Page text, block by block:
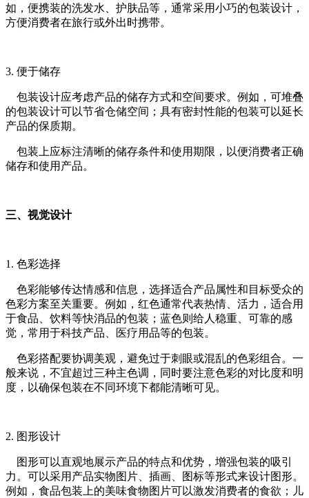
如，便携装的洗发水、护肤品等，通常采用小巧的包装设计，
方便消费者在旅行或外出时携带。
3. 便于储存
包装设计应考虑产品的储存方式和空间要求。例如，可堆叠
的包装设计可以节省仓储空间；具有密封性能的包装可以延长
产品的保质期。
包装上应标注清晰的储存条件和使用期限，以便消费者正确
储存和使用产品。
三、视觉设计
1. 色彩选择
色彩能够传达情感和信息，选择适合产品属性和目标受众的
色彩方案至关重要。例如，红色通常代表热情、活力，适合用
于食品、饮料等快消品的包装；蓝色则给人稳重、可靠的感
觉，常用于科技产品、医疗用品等的包装。
色彩搭配要协调美观，避免过于刺眼或混乱的色彩组合。一
般来说，不宜超过三种主色调，同时要注意色彩的对比度和明
度，以确保包装在不同环境下都能清晰可见。
2. 图形设计
图形可以直观地展示产品的特点和优势，增强包装的吸引
力。可以采用产品实物图片、插画、图标等形式来设计图形。
例如，食品包装上的美味食物图片可以激发消费者的食欲；儿